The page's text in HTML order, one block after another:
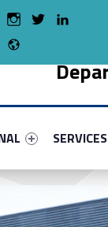
13
menu-
Link
SERVICES
on Facebook
WebMan on YoutubeWebMan on Instagram
WebMan on Twitter